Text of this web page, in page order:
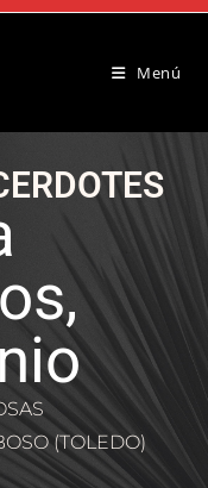
Menú
(TOLEDO)